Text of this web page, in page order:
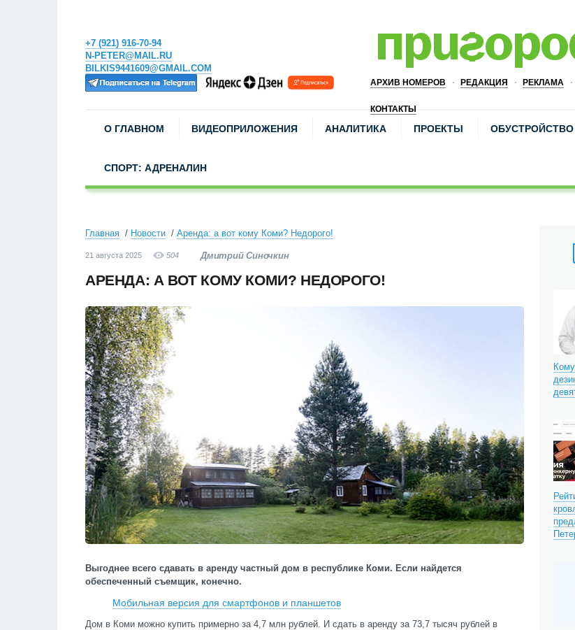
+7 (921) 916-70-94
N-PETER@MAIL.RU
BILKIS9441609@GMAIL.COM
АРХИВ НОМЕРОВ РЕДАКЦИЯ РЕКЛАМА
КОНТАКТЫ
О ГЛАВНОМ ВИДЕОПРИЛОЖЕНИЯ АНАЛИТИКА ПРОЕКТЫ ОБУСТРОЙСТВО
СПОРТ: АДРЕНАЛИН
Главная Новости Аренда: а вот кому Коми? Недорого!
21 августа 2025 504 Дмитрий Синочкин
АРЕНДА: А ВОТ КОМУ КОМИ? НЕДОРОГО!
Выгоднее всего сдавать в аренду частный дом в республике Коми. Если найдется
обеспеченный съемщик, конечно.
Мобильная версия для смартфонов и планшетов
Дом в Коми можно купить примерно за 4,7 млн рублей. И сдать в аренду за 73,7 тысяч рублей в